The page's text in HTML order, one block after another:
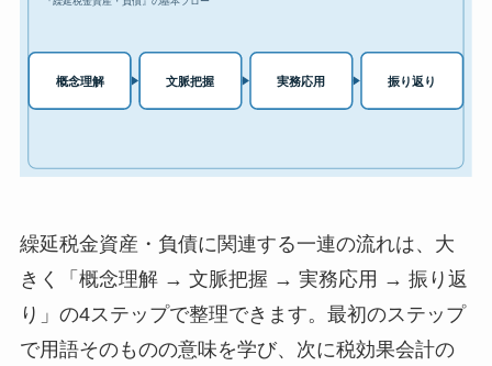
繰延税金資産・負債に関連する一連の流れは、大
きく「概念理解 → 文脈把握 → 実務応用 → 振り返
り」の4ステップで整理できます。最初のステップ
で用語そのものの意味を学び、次に税効果会計の